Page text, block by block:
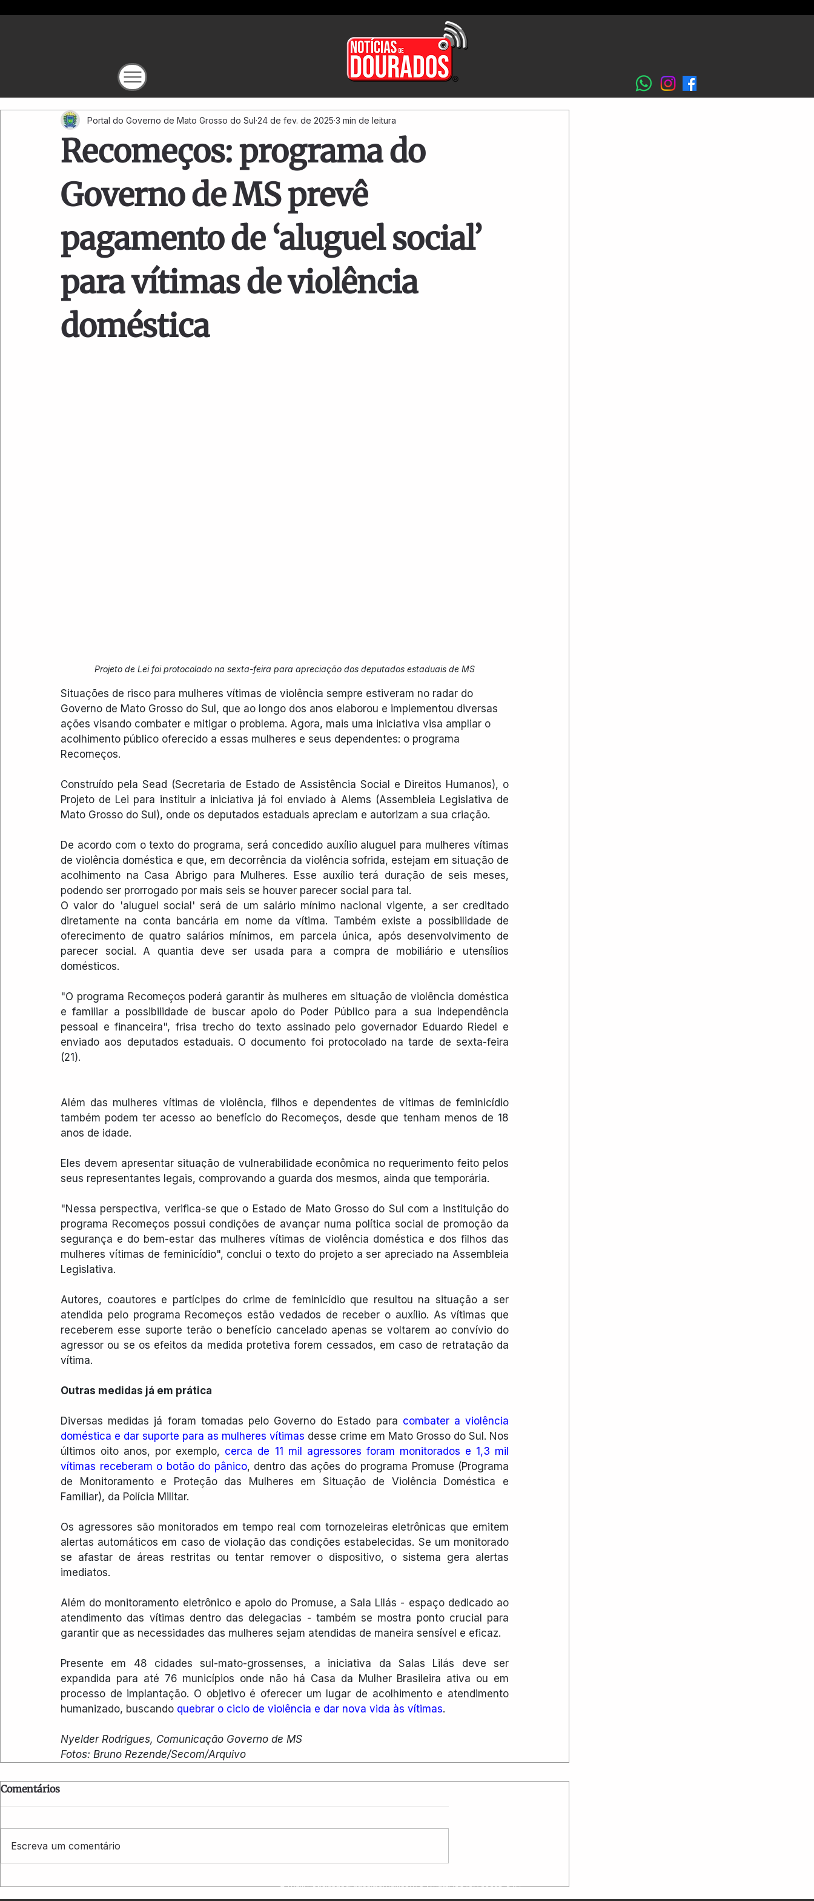
Recomeços: programa do
Governo de MS prevê
pagamento de ‘aluguel social’
para vítimas de violência
doméstica
Portal do Governo de Mato Grosso do Sul 24 de fev. de 2025 3 min de leitura
Projeto de Lei foi protocolado na sexta-feira para apreciação dos deputados estaduais de MS
Situações de risco para mulheres vítimas de violência sempre estiveram no radar do
Governo de Mato Grosso do Sul, que ao longo dos anos elaborou e implementou diversas
ações visando combater e mitigar o problema. Agora, mais uma iniciativa visa ampliar o
acolhimento público oferecido a essas mulheres e seus dependentes: o programa
Recomeços.
Construído pela Sead (Secretaria de Estado de Assistência Social e Direitos Humanos), o
Projeto de Lei para instituir a iniciativa já foi enviado à Alems (Assembleia Legislativa de
Mato Grosso do Sul), onde os deputados estaduais apreciam e autorizam a sua criação.
De acordo com o texto do programa, será concedido auxílio aluguel para mulheres vítimas
de violência doméstica e que, em decorrência da violência sofrida, estejam em situação de
acolhimento na Casa Abrigo para Mulheres. Esse auxílio terá duração de seis meses,
podendo ser prorrogado por mais seis se houver parecer social para tal.
O valor do 'aluguel social' será de um salário mínimo nacional vigente, a ser creditado
diretamente na conta bancária em nome da vítima. Também existe a possibilidade de
oferecimento de quatro salários mínimos, em parcela única, após desenvolvimento de
parecer social. A quantia deve ser usada para a compra de mobiliário e utensílios
domésticos.
"O programa Recomeços poderá garantir às mulheres em situação de violência doméstica
e familiar a possibilidade de buscar apoio do Poder Público para a sua independência
pessoal e financeira", frisa trecho do texto assinado pelo governador Eduardo Riedel e
enviado aos deputados estaduais. O documento foi protocolado na tarde de sexta-feira
(21).
Além das mulheres vítimas de violência, filhos e dependentes de vítimas de feminicídio
também podem ter acesso ao benefício do Recomeços, desde que tenham menos de 18
anos de idade.
Eles devem apresentar situação de vulnerabilidade econômica no requerimento feito pelos
seus representantes legais, comprovando a guarda dos mesmos, ainda que temporária.
"Nessa perspectiva, verifica-se que o Estado de Mato Grosso do Sul com a instituição do
programa Recomeços possui condições de avançar numa política social de promoção da
segurança e do bem-estar das mulheres vítimas de violência doméstica e dos filhos das
mulheres vítimas de feminicídio", conclui o texto do projeto a ser apreciado na Assembleia
Legislativa.
Autores, coautores e partícipes do crime de feminicídio que resultou na situação a ser
atendida pelo programa Recomeços estão vedados de receber o auxílio. As vítimas que
receberem esse suporte terão o benefício cancelado apenas se voltarem ao convívio do
agressor ou se os efeitos da medida protetiva forem cessados, em caso de retratação da
vítima.
Outras medidas já em prática
Diversas medidas já foram tomadas pelo Governo do Estado para combater a violência
doméstica e dar suporte para as mulheres vítimas desse crime em Mato Grosso do Sul. Nos
últimos oito anos, por exemplo, cerca de 11 mil agressores foram monitorados e 1,3 mil
vítimas receberam o botão do pânico, dentro das ações do programa Promuse (Programa
de Monitoramento e Proteção das Mulheres em Situação de Violência Doméstica e
Familiar), da Polícia Militar.
Os agressores são monitorados em tempo real com tornozeleiras eletrônicas que emitem
alertas automáticos em caso de violação das condições estabelecidas. Se um monitorado
se afastar de áreas restritas ou tentar remover o dispositivo, o sistema gera alertas
imediatos.
Além do monitoramento eletrônico e apoio do Promuse, a Sala Lilás - espaço dedicado ao
atendimento das vítimas dentro das delegacias - também se mostra ponto crucial para
garantir que as necessidades das mulheres sejam atendidas de maneira sensível e eficaz.
Presente em 48 cidades sul-mato-grossenses, a iniciativa da Salas Lilás deve ser
expandida para até 76 municípios onde não há Casa da Mulher Brasileira ativa ou em
processo de implantação. O objetivo é oferecer um lugar de acolhimento e atendimento
humanizado, buscando quebrar o ciclo de violência e dar nova vida às vítimas.
Nyelder Rodrigues, Comunicação Governo de MS
Fotos: Bruno Rezende/Secom/Arquivo
Comentários
Escreva um comentário